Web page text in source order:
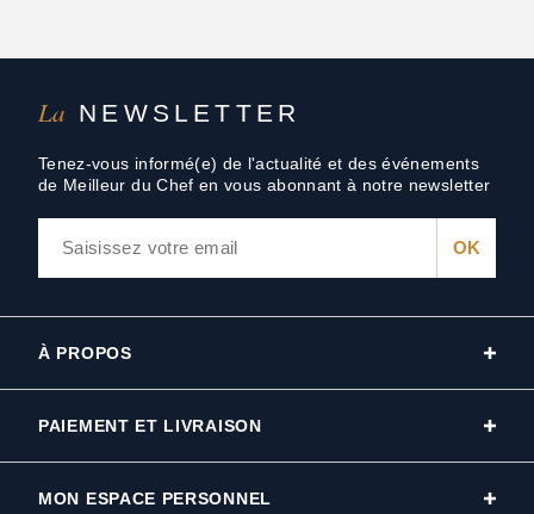
La NEWSLETTER
Tenez-vous informé(e) de l'actualité et des événements
de Meilleur du Chef en vous abonnant à notre newsletter
À PROPOS
PAIEMENT ET LIVRAISON
MON ESPACE PERSONNEL